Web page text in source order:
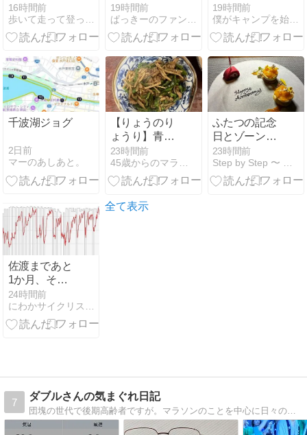
１。
16時間前
ーの聖地だっ
た！ギリ沖縄
に戻れました
19時間前
ちょっと走り
すぎた週間
挑戦｜
2026/07/27〜
08/02【練習記
録】
19時間前
僕がキャンプを始めたワケ
千波湖ジョグ
2日前
マーのあしあと。
【りょうのり
ょうり】青椒
肉絲。
23時間前
ふたつの記念
日とゾーン2
ランニング
23時間前
佐渡まであと
1か月、それ
でも何とか間
に合わせたい
24時間前
全て表示
7
ダブルさんの気まぐれ日記
団塊の世代で後期高齢者ですが。マラソンのことを中心に日々の出来事を「気まぐれ」に書いています。